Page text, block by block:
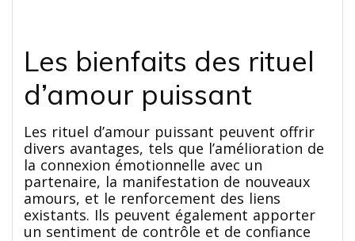
Les bienfaits des rituel
d’amour puissant
Les rituel d’amour puissant peuvent offrir
divers avantages, tels que l’amélioration de
la connexion émotionnelle avec un
partenaire, la manifestation de nouveaux
amours, et le renforcement des liens
existants. Ils peuvent également apporter
un sentiment de contrôle et de confiance